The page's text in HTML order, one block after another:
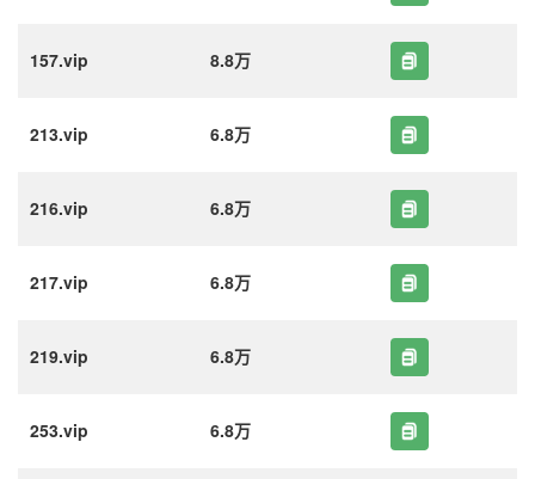
157.vip 8.8万
213.vip 6.8万
216.vip 6.8万
217.vip 6.8万
219.vip 6.8万
253.vip 6.8万